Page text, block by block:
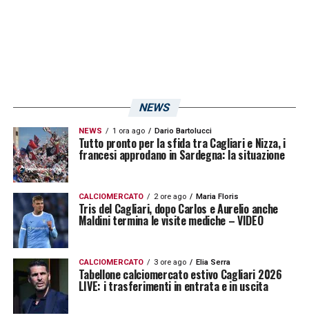
NEWS
NEWS 1 ora ago Dario Bartolucci
Tutto pronto per la sfida tra Cagliari e Nizza, i
francesi approdano in Sardegna: la situazione
CALCIOMERCATO 2 ore ago Maria Floris
Tris del Cagliari, dopo Carlos e Aurelio anche
Maldini termina le visite mediche – VIDEO
CALCIOMERCATO 3 ore ago Elia Serra
Tabellone calciomercato estivo Cagliari 2026
LIVE: i trasferimenti in entrata e in uscita